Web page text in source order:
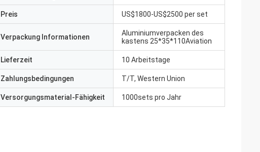
Preis US$1800-US$2500 per set
Verpackung Informationen
Aluminiumverpacken des
kastens 25*35*110Aviation
Lieferzeit 10 Arbeitstage
Zahlungsbedingungen T/T, Western Union
Versorgungsmaterial-Fähigkeit 1000sets pro Jahr